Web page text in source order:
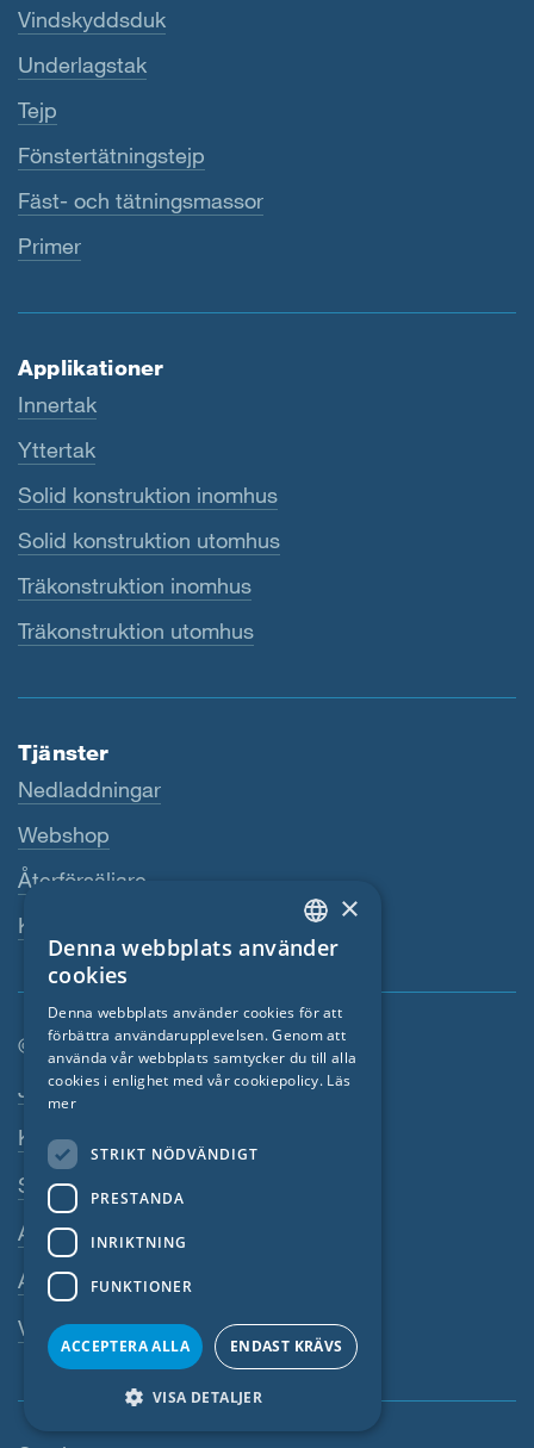
Vindskyddsduk
Underlagstak
Tejp
Fönstertätningstejp
Fäst- och tätningsmassor
Primer
Applikationer
Innertak
Yttertak
Solid konstruktion inomhus
Solid konstruktion utomhus
Träkonstruktion inomhus
Träkonstruktion utomhus
Tjänster
Nedladdningar
Webshop
Återförsäljare
Kontaktperson
© SIGA 2026
Footer-navigation
Jobb
Kontakta
Sekretesspolicy
Avtryck
Allmänna villkor
Visselblasarsystem
ENGLISH
FRENCH
CZECH
NORWEGIAN
×
Denna webbplats använder
cookies
Denna webbplats använder cookies för att
förbättra användarupplevelsen. Genom att
använda vår webbplats samtycker du till alla
cookies i enlighet med vår cookiepolicy. Läs
mer
STRIKT NÖDVÄNDIGT
PRESTANDA
INRIKTNING
FUNKTIONER
ACCEPTERA ALLA ENDAST KRÄVS
VISA DETALJER